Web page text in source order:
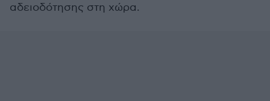
αδειοδότησης στη χώρα.